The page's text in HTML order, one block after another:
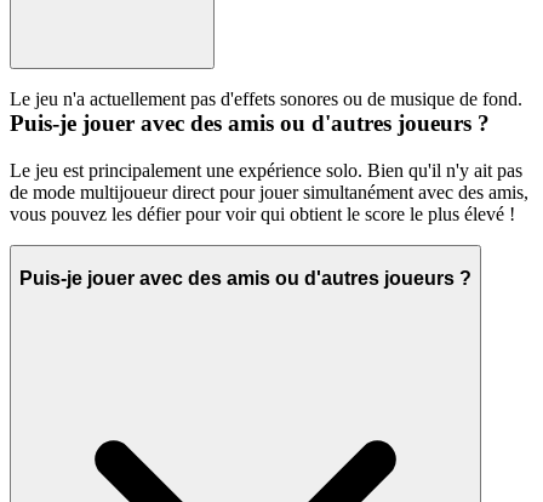
Le jeu n'a actuellement pas d'effets sonores ou de musique de fond.
Puis-je jouer avec des amis ou d'autres joueurs ?
Le jeu est principalement une expérience solo. Bien qu'il n'y ait pas
de mode multijoueur direct pour jouer simultanément avec des amis,
vous pouvez les défier pour voir qui obtient le score le plus élevé !
Puis-je jouer avec des amis ou d'autres joueurs ?